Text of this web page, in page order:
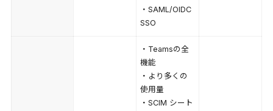
・SAML/OIDC
SSO
・Teamsの全
機能
・より多くの
使用量
・SCIM シート